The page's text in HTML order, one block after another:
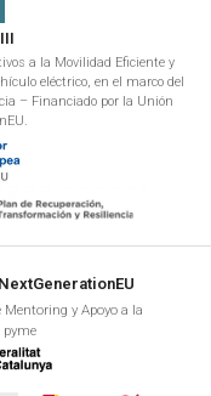
a la Movilidad Eficiente y
eléctrico, en el marco del
– Financiado por la Unión
y Apoyo a la